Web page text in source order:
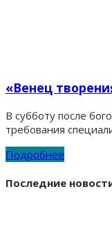
«Венец
В субботу после
требования
Подробнее
Последние